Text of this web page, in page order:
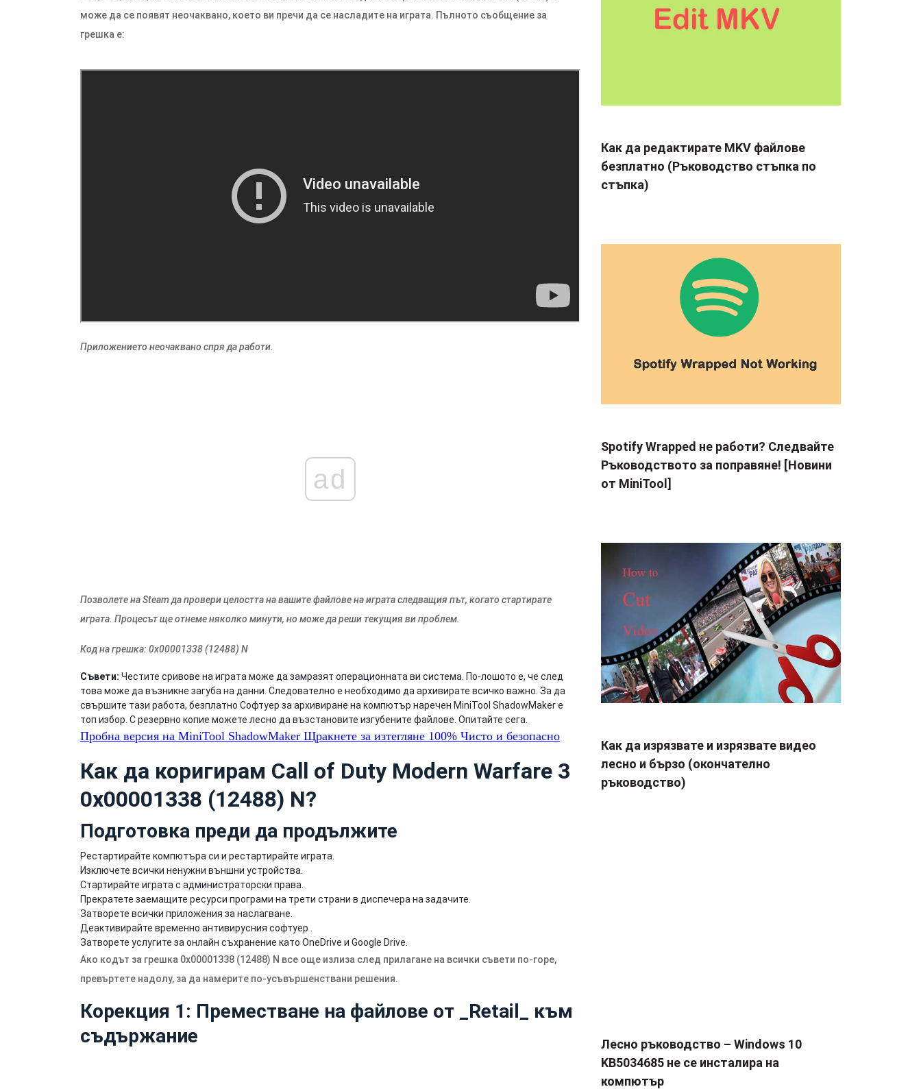
може да се появят неочаквано, което ви пречи да се насладите на играта. Пълното съобщение за
грешка е:
Приложението неочаквано спря да работи.
ad
Позволете на Steam да провери целостта на вашите файлове на играта следващия път, когато стартирате
играта. Процесът ще отнеме няколко минути, но може да реши текущия ви проблем.
Код на грешка: 0x00001338 (12488) N
Съвети: Честите сривове на играта може да замразят операционната ви система. По-лошото е, че след
това може да възникне загуба на данни. Следователно е необходимо да архивирате всичко важно. За да
свършите тази работа, безплатно Софтуер за архивиране на компютър наречен MiniTool ShadowMaker е
топ избор. С резервно копие можете лесно да възстановите изгубените файлове. Опитайте сега.
Пробна версия на MiniTool ShadowMaker Щракнете за изтегляне 100% Чисто и безопасно
Как да коригирам Call of Duty Modern Warfare 3
0x00001338 (12488) N?
Подготовка преди да продължите
Рестартирайте компютъра си и рестартирайте играта.
Изключете всички ненужни външни устройства.
Стартирайте играта с администраторски права.
Прекратете заемащите ресурси програми на трети страни в диспечера на задачите.
Затворете всички приложения за наслагване.
Деактивирайте временно антивирусния софтуер .
Затворете услугите за онлайн съхранение като OneDrive и Google Drive.
Ако кодът за грешка 0x00001338 (12488) N все още излиза след прилагане на всички съвети по-горе,
превъртете надолу, за да намерите по-усъвършенствани решения.
Корекция 1: Преместване на файлове от _Retail_ към
съдържание
Как да редактирате MKV файлове
безплатно (Ръководство стъпка по
стъпка)
Spotify Wrapped не работи? Следвайте
Ръководството за поправяне! [Новини
от MiniTool]
Как да изрязвате и изрязвате видео
лесно и бързо (окончателно
ръководство)
Лесно ръководство – Windows 10
KB5034685 не се инсталира на
компютър